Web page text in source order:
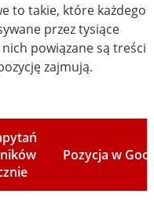
to takie, które każdego
przez tysiące
powiązane są treści
zajmują.
Pozycja w